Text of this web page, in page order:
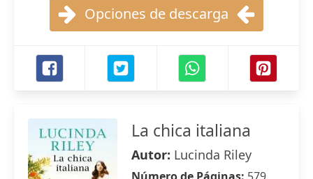
Opciones de descarga
La chica italiana
Autor: Lucinda Riley